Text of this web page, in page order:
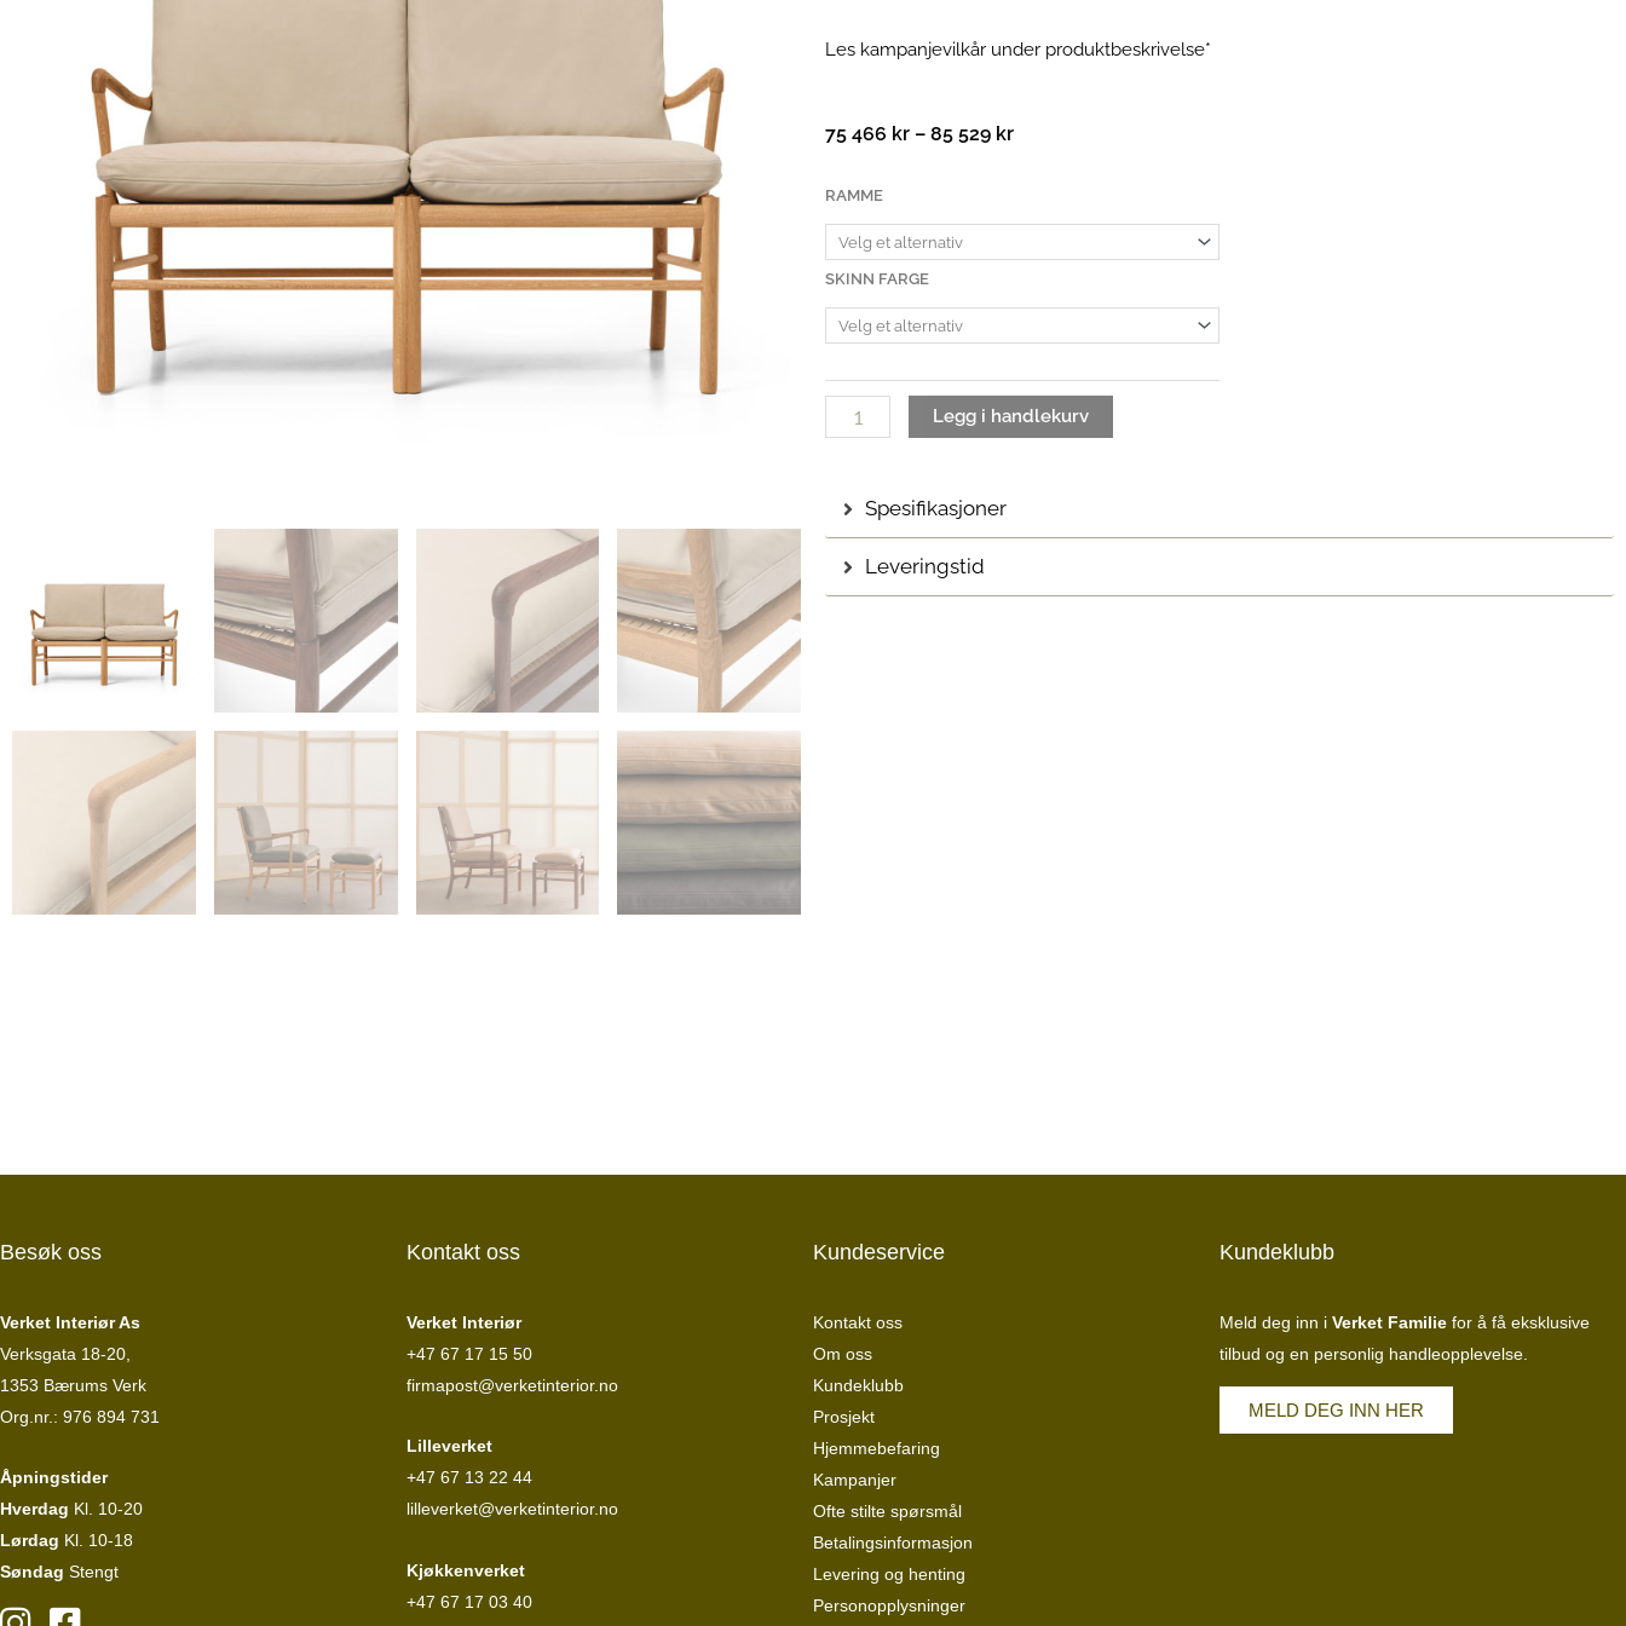
Les kampanjevilkår under produktbeskrivelse*
75 466 kr – 85 529 krPrisområde:
til
RAMME
SKINN FARGE
OW149-
2
Colonial
sofa
|
Terra
antall
Legg i handlekurv
Spesifikasjoner
Leveringstid
Besøk oss
Verket Interiør As
Verksgata 18-20,
1353 Bærums Verk
Org.nr.: 976 894 731
Åpningstider
Hverdag Kl. 10-20
Lørdag Kl. 10-18
Søndag Stengt
Kontakt oss
Verket Interiør
+47 67 17 15 50
firmapost@verketinterior.no
Lilleverket
+47 67 13 22 44
lilleverket@verketinterior.no
Kjøkkenverket
+47 67 17 03 40
Kundeservice
Kontakt oss
Om oss
Kundeklubb
Prosjekt
Hjemmebefaring
Kampanjer
Ofte stilte spørsmål
Betalingsinformasjon
Levering og henting
Personopplysninger
Kundeklubb
Meld deg inn i Verket Familie for å få eksklusive
tilbud og en personlig handleopplevelse.
MELD DEG INN HER